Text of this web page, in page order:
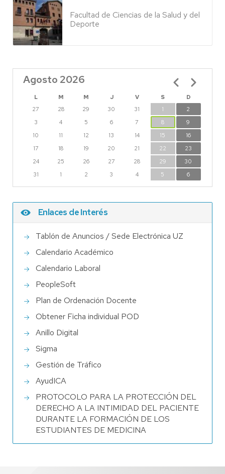
Facultad de Ciencias de la Salud y del
Deporte
Agosto 2026
L M M J V S
D
27
28 29 30 31 1
2
3
4 5 6 7 8
9
10
11 12 13 14 15
16
17
18 19 20 21 22
23
24
25 26 27 28 29
30
31
1 2 3 4 5 6
Paginación
Enlaces de Interés
Tablón de Anuncios / Sede Electrónica UZ
Calendario Académico
Calendario Laboral
PeopleSoft
Plan de Ordenación Docente
Obtener Ficha individual POD
Anillo Digital
Sigma
Gestión de Tráfico
AyudICA
PROTOCOLO PARA LA PROTECCIÓN DEL
DERECHO A LA INTIMIDAD DEL PACIENTE
DURANTE LA FORMACIÓN DE LOS
ESTUDIANTES DE MEDICINA